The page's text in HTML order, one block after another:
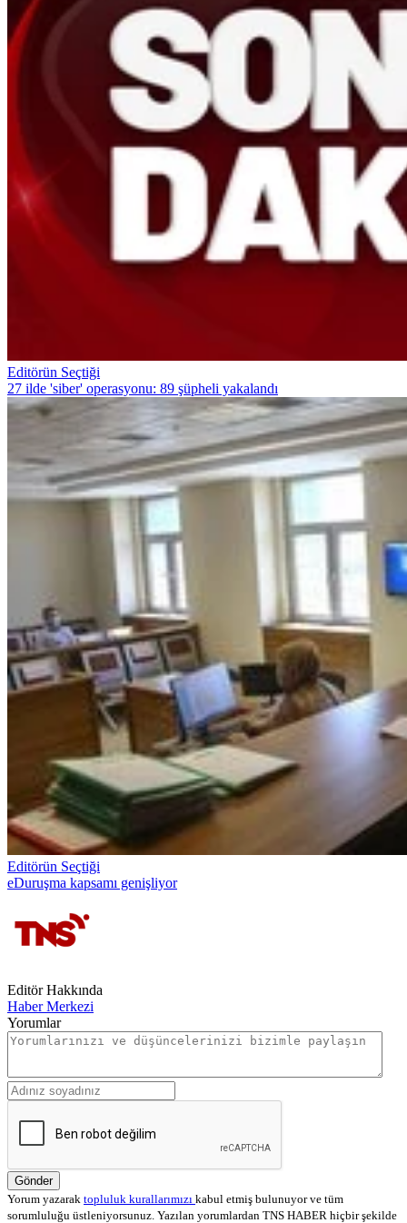
Editörün Seçtiği
27 ilde 'siber' operasyonu: 89 şüpheli yakalandı
Editörün Seçtiği
eDuruşma kapsamı genişliyor
Editör Hakkında
Haber Merkezi
Yorumlar
Gönder
Yorum yazarak topluluk kurallarımızı kabul etmiş bulunuyor ve tüm
sorumluluğu üstleniyorsunuz. Yazılan yorumlardan TNS HABER hiçbir şekilde